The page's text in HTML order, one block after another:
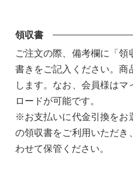
領収書
ご注文の際、備考欄に「
書きをご記入ください。商
します。なお、会員様は
ロードが可能です。
※お支払いに代金引換をお
の領収書をご利用いただき
わせて保管ください。